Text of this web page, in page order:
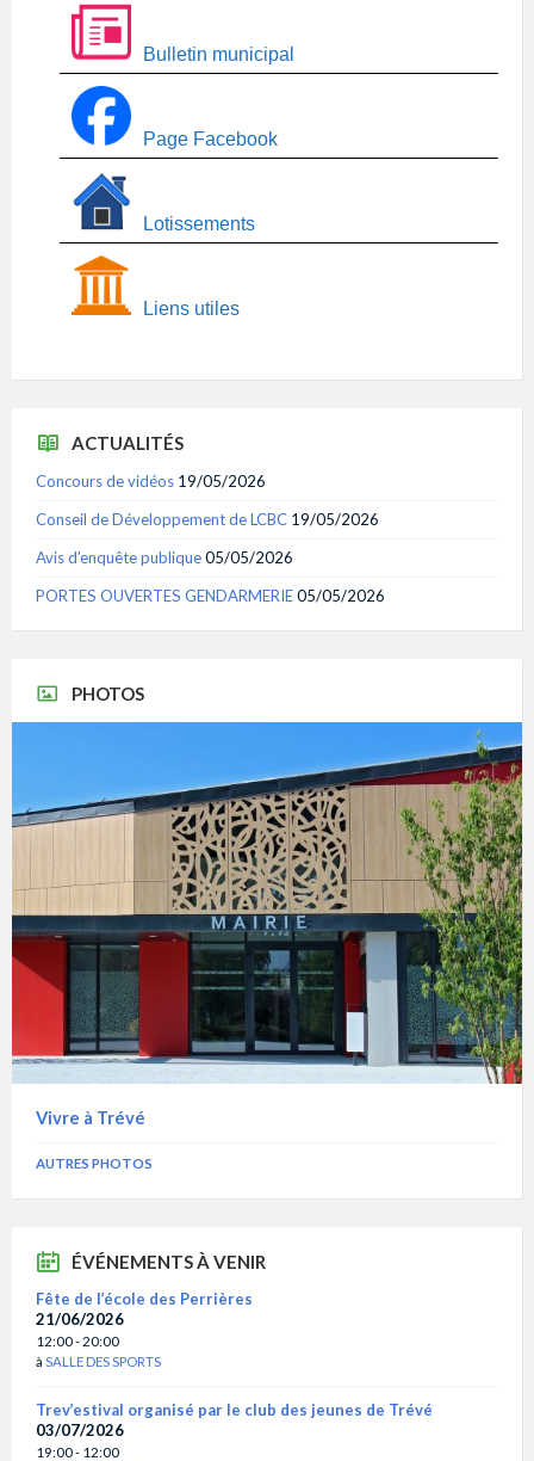
Bulletin municipal
Page Facebook
Lotissements
Liens utiles
ACTUALITÉS
Concours de vidéos 19/05/2026
Conseil de Développement de LCBC 19/05/2026
Avis d’enquête publique05/05/2026
PORTES OUVERTES GENDARMERIE05/05/2026
PHOTOS
Vivre à Trévé
AUTRES PHOTOS
ÉVÉNEMENTS À VENIR
Fête de l’école des Perrières
21/06/2026
12:00 - 20:00
à SALLE DES SPORTS
Trev’estival organisé par le club des jeunes de Trévé
03/07/2026
19:00 - 12:00